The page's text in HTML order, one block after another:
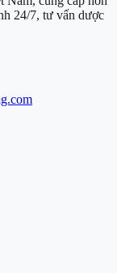
24/7, tư vấn dược